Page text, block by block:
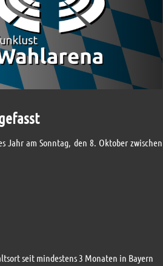
Jahr am Sonntag, den 8. Oktober zwischen
seit mindestens 3 Monaten in Bayern